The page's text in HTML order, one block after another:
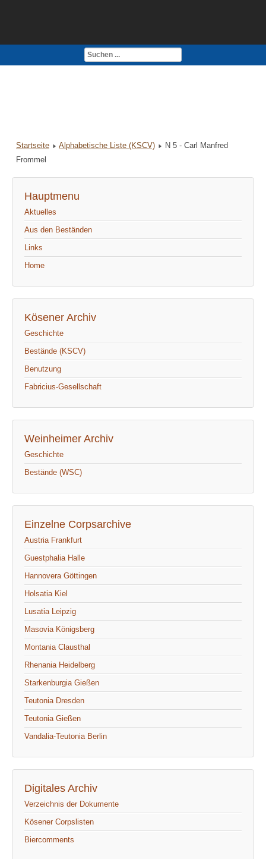
Impressum
Startseite Alphabetische Liste (KSCV)
N 5 - Carl Manfred
Frommel
Hauptmenu
Aktuelles
Aus den Beständen
Links
Home
Kösener Archiv
Geschichte
Bestände (KSCV)
Benutzung
Fabricius-Gesellschaft
Weinheimer Archiv
Geschichte
Bestände (WSC)
Einzelne Corpsarchive
Austria Frankfurt
Guestphalia Halle
Hannovera Göttingen
Holsatia Kiel
Lusatia Leipzig
Masovia Königsberg
Montania Clausthal
Rhenania Heidelberg
Starkenburgia Gießen
Teutonia Dresden
Teutonia Gießen
Vandalia-Teutonia Berlin
Digitales Archiv
Verzeichnis der Dokumente
Kösener Corpslisten
Biercomments